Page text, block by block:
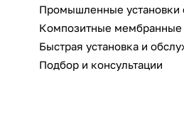
Промышленные установки
Композитные мембранные
Быстрая установка и
Подбор и консультации